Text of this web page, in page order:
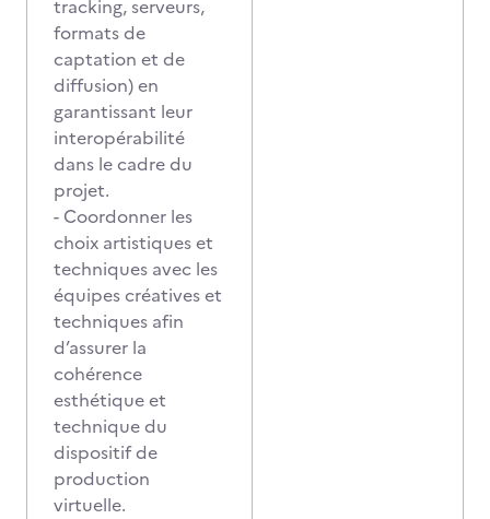
tracking, serveurs,
formats de
captation et de
diffusion) en
garantissant leur
interopérabilité
dans le cadre du
projet.
- Coordonner les
choix artistiques et
techniques avec les
équipes créatives et
techniques afin
d’assurer la
cohérence
esthétique et
technique du
dispositif de
production
virtuelle.